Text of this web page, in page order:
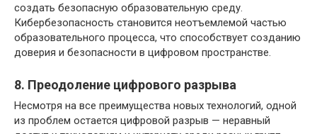
создать безопасную образовательную среду.
Кибербезопасность становится неотъемлемой частью
образовательного процесса, что способствует созданию
доверия и безопасности в цифровом пространстве.
8. Преодоление цифрового разрыва
Несмотря на все преимущества новых технологий, одной
из проблем остается цифровой разрыв — неравный